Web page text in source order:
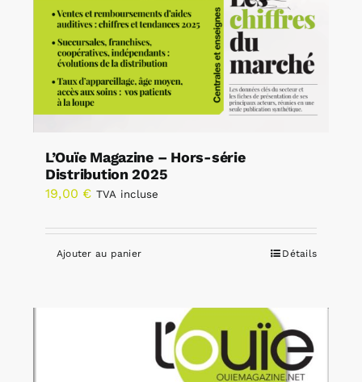
L’Ouïe Magazine – Hors-série
Distribution 2025
19,00 € TVA incluse
Ajouter au panier Détails